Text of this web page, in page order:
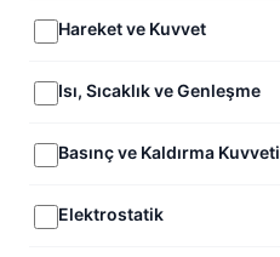
Hareket ve Kuvvet
Isı, Sıcaklık ve Genleşme
Basınç ve Kaldırma Kuvveti
Elektrostatik